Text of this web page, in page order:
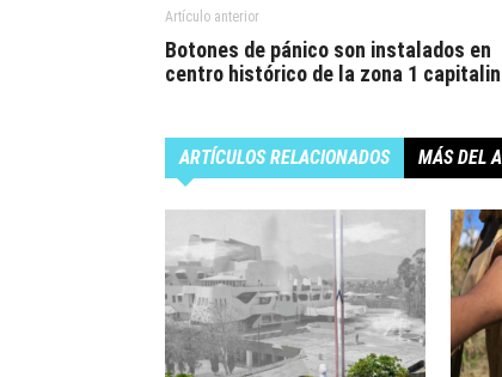
Artículo anterior
Botones de pánico son instalados en
centro histórico de la zona 1
ARTÍCULOS RELACIONADOS MÁS DEL